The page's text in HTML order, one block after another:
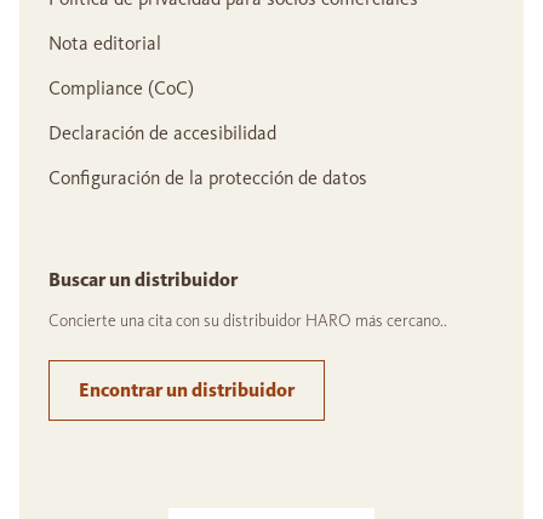
Nota editorial
Compliance (CoC)
Declaración de accesibilidad
Configuración de la protección de datos
Buscar un distribuidor
Concierte una cita con su distribuidor HARO más cercano..
Encontrar un distribuidor